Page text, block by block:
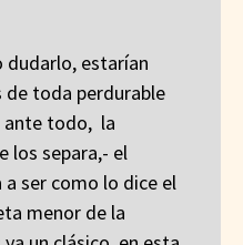
dudarlo, estarían
de toda perdurable
ante todo, la
los separa,- el
ser como lo dice el
menor de la